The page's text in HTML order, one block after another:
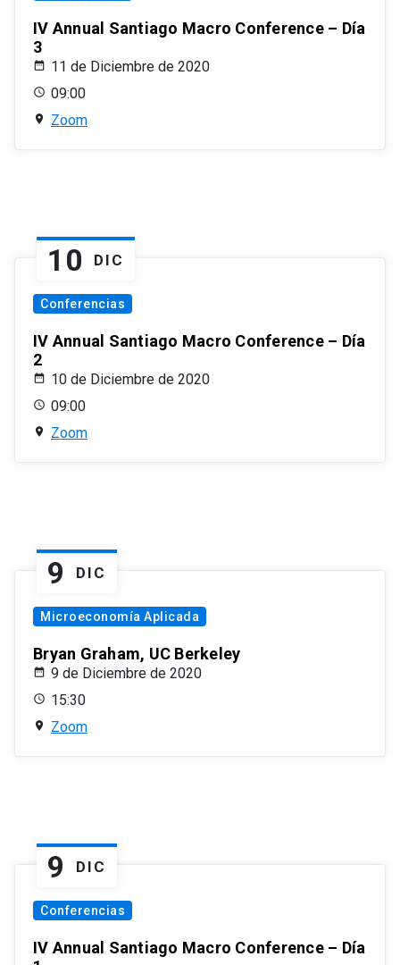
IV Annual Santiago Macro Conference – Día
3
11 de Diciembre de 2020
09:00
Zoom
10 DIC
Conferencias
IV Annual Santiago Macro Conference – Día
2
10 de Diciembre de 2020
09:00
Zoom
9 DIC
Microeconomía Aplicada
Bryan Graham, UC Berkeley
9 de Diciembre de 2020
15:30
Zoom
9 DIC
Conferencias
IV Annual Santiago Macro Conference – Día